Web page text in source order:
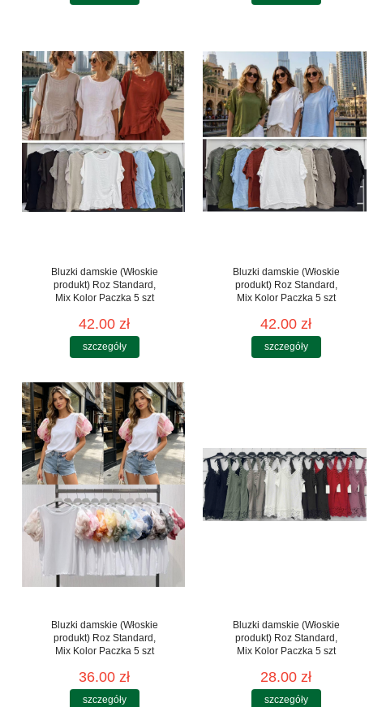
Bluzki damskie (Włoskie
produkt) Roz Standard,
Mix Kolor Paczka 5 szt
42.00 zł
szczegóły
Bluzki damskie (Włoskie
produkt) Roz Standard,
Mix Kolor Paczka 5 szt
42.00 zł
szczegóły
Bluzki damskie (Włoskie
produkt) Roz Standard,
Mix Kolor Paczka 5 szt
36.00 zł
szczegóły
Bluzki damskie (Włoskie
produkt) Roz Standard,
Mix Kolor Paczka 5 szt
28.00 zł
szczegóły